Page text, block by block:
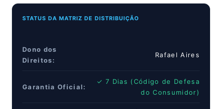
STATUS DA MATRIZ DE DISTRIBUIÇÃO
Dono dos
Direitos:
Rafael Aires
Garantia Oficial:
✓ 7 Dias (Código de Defesa
do Consumidor)